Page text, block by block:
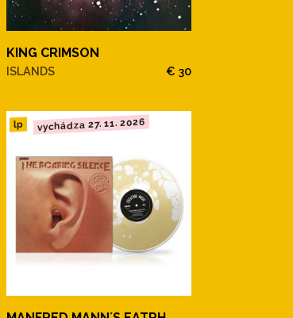
KING CRIMSON
ISLANDS € 30
lp vychádza 27. 11. 2026